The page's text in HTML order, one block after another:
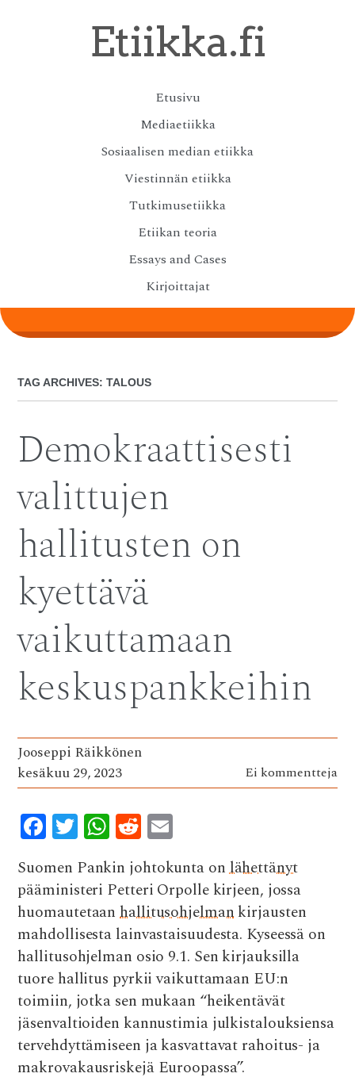
Etiikka.fi
Etusivu
Mediaetiikka
Sosiaalisen median etiikka
Viestinnän etiikka
Tutkimusetiikka
Etiikan teoria
Essays and Cases
Kirjoittajat
TAG ARCHIVES:TALOUS
Demokraattisesti
valittujen
hallitusten on
kyettävä
vaikuttamaan
keskuspankkeihin
Jooseppi Räikkönen
kesäkuu 29, 2023
Ei kommentteja
F
ac
e
b
o
o
k
T
w
it
te
r
W
h
at
s
A
p
p
R
e
d
di
t
ai
l
Suomen Pankin johtokunta onlähettänyt
pääministeri Petteri Orpolle kirjeen, jossa
huomautetaanhallitusohjelman kirjausten
mahdollisesta lainvastaisuudesta. Kyseessä on
hallitusohjelman osio 9.1. Sen kirjauksilla
tuore hallitus pyrkii vaikuttamaan EU:n
toimiin, jotka sen mukaan “heikentävät
jäsenvaltioiden kannustimia julkistalouksiensa
tervehdyttämiseen ja kasvattavat rahoitus- ja
makrovakausriskejä Euroopassa”.